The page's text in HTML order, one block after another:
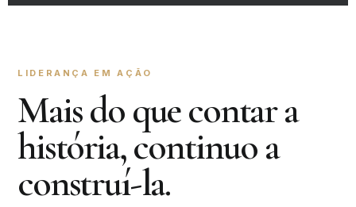
LIDERANÇA EM AÇÃO
Mais do que contar a
história, continuo a
construí-la.